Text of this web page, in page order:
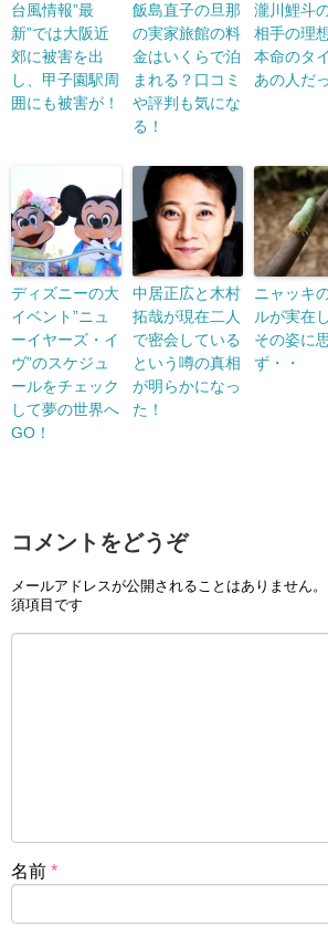
台風情報”最
新”では大阪近
郊に被害を出
し、甲子園駅周
囲にも被害が！
飯島直子の旦那
の実家旅館の料
金はいくらで泊
まれる？口コミ
や評判も気にな
る！
瀧川鯉斗
相手の理
本命のタ
あの人だ
ディズニーの大
イベント”ニュ
ーイヤーズ・イ
ヴ”のスケジュ
ールをチェック
して夢の世界へ
GO！
中居正広と木村
拓哉が現在二人
で密会している
という噂の真相
が明らかになっ
た！
ニャッキ
ルが実在
その姿に
ず・・
コメントをどうぞ
メールアドレスが公開されることはありません。
須項目です
名前 *